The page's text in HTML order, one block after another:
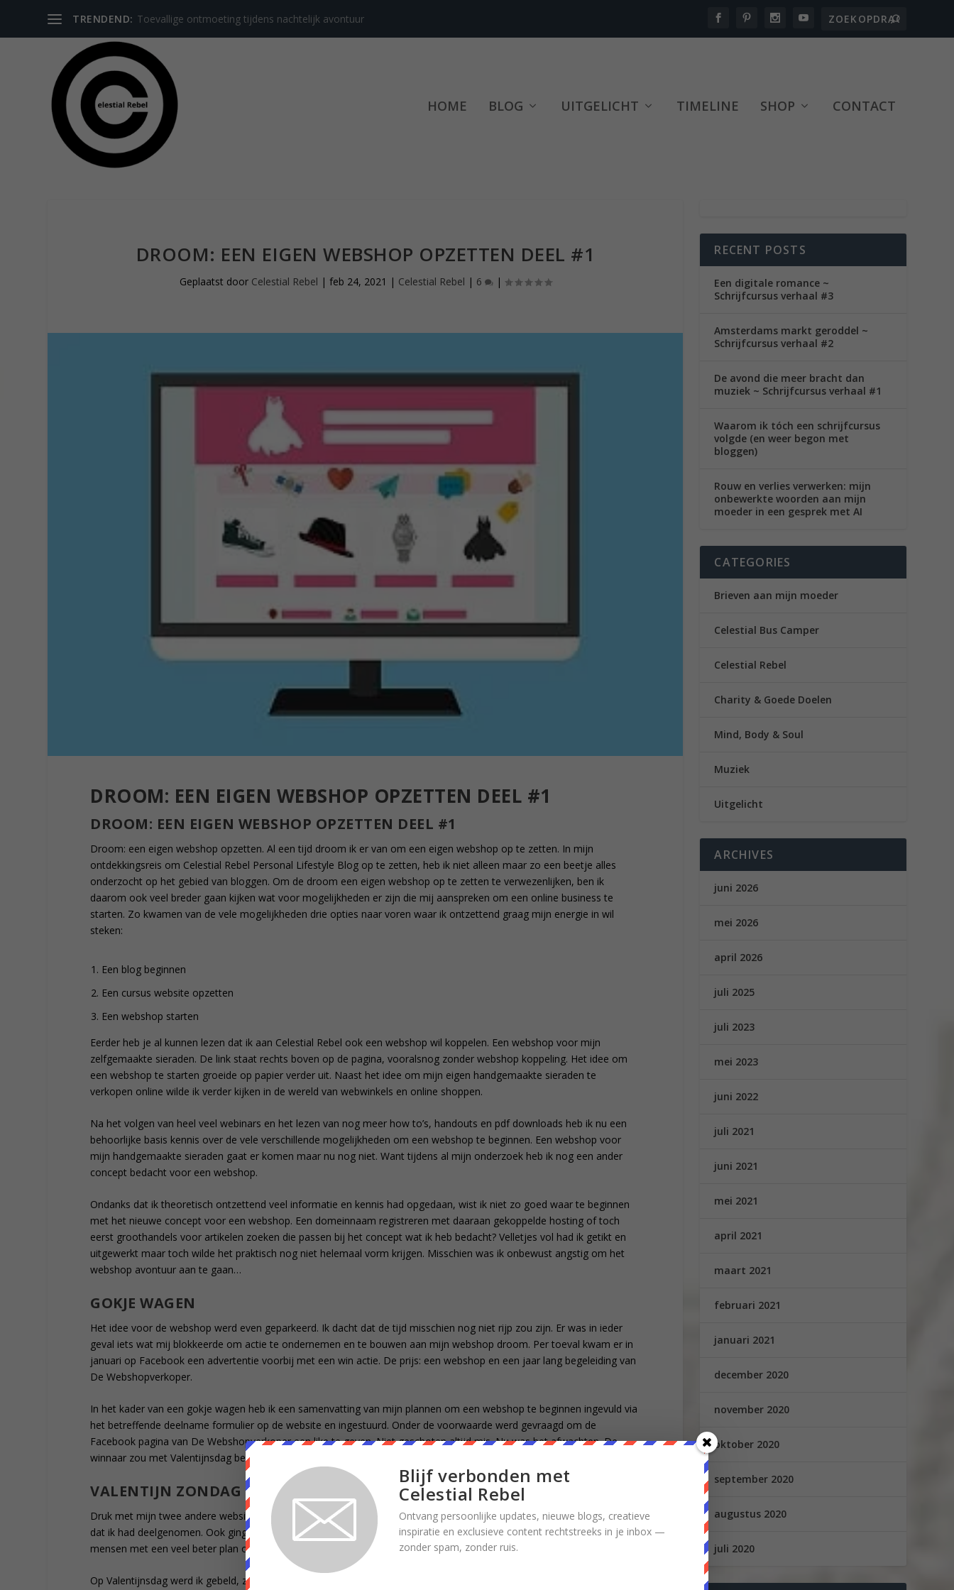
TRENDEND: Toevallige ontmoeting tijdens nachtelijk avontuur
HOME BLOG UITGELICHT TIMELINE SHOP CONTACT
DROOM: EEN EIGEN WEBSHOP OPZETTEN DEEL #1
Geplaatst door Celestial Rebel | feb 24, 2021 | Celestial Rebel | 6 |
DROOM: EEN EIGEN WEBSHOP OPZETTEN DEEL #1
DROOM: EEN EIGEN WEBSHOP OPZETTEN DEEL #1
Droom: een eigen webshop opzetten. Al een tijd droom ik er van om een eigen webshop op te zetten. In mijn
ontdekkingsreis om Celestial Rebel Personal Lifestyle Blog op te zetten, heb ik niet alleen maar zo een beetje alles
onderzocht op het gebied van bloggen. Om de droom een eigen webshop op te zetten te verwezenlijken, ben ik
daarom ook veel breder gaan kijken wat voor mogelijkheden er zijn die mij aanspreken om een online business te
starten. Zo kwamen van de vele mogelijkheden drie opties naar voren waar ik ontzettend graag mijn energie in wil
steken:
Een blog beginnen
Een cursus website opzetten
Een webshop starten
Eerder heb je al kunnen lezen dat ik aan Celestial Rebel ook een webshop wil koppelen. Een webshop voor mijn
zelfgemaakte sieraden. De link staat rechts boven op de pagina, vooralsnog zonder webshop koppeling. Het idee om
een webshop te starten groeide op papier verder uit. Naast het idee om mijn eigen handgemaakte sieraden te
verkopen online wilde ik verder kijken in de wereld van webwinkels en online shoppen.
Na het volgen van heel veel webinars en het lezen van nog meer how to’s, handouts en pdf downloads heb ik nu een
behoorlijke basis kennis over de vele verschillende mogelijkheden om een webshop te beginnen. Een webshop voor
mijn handgemaakte sieraden gaat er komen maar nu nog niet. Want tijdens al mijn onderzoek heb ik nog een ander
concept bedacht voor een webshop.
Ondanks dat ik theoretisch ontzettend veel informatie en kennis had opgedaan, wist ik niet zo goed waar te beginnen
met het nieuwe concept voor een webshop. Een domeinnaam registreren met daaraan gekoppelde hosting of toch
eerst groothandels voor artikelen zoeken die passen bij het concept wat ik heb bedacht? Velletjes vol had ik getikt en
uitgewerkt maar toch wilde het praktisch nog niet helemaal vorm krijgen. Misschien was ik onbewust angstig om het
webshop avontuur aan te gaan…
GOKJE WAGEN
Het idee voor de webshop werd even geparkeerd. Ik dacht dat de tijd misschien nog niet rijp zou zijn. Er was in ieder
geval iets wat mij blokkeerde om actie te ondernemen en te bouwen aan mijn webshop droom. Per toeval kwam er in
januari op Facebook een advertentie voorbij met een win actie. De prijs: een webshop en een jaar lang begeleiding van
De Webshopverkoper.
In het kader van een gokje wagen heb ik een samenvatting van mijn plannen om een webshop te beginnen ingevuld via
het betreffende deelname formulier op de website en ingestuurd. Onder de voorwaarde werd gevraagd om de
Facebook pagina van De Webshopverkoper een like te geven. Niet geschoten altijd mis. Nu was het afwachten. De
winnaar zou met Valentijnsdag bekend worden gemaakt.
VALENTIJN ZONDAG
Druk met mijn twee andere websites, deze blog en het educatieve platform Blogging Rebels, was ik alweer vergeten
dat ik had deelgenomen. Ook ging ik er eigenlijk niet vanuit dat ik überhaupt een prijs zou winnen want er waren vast
mensen met een veel beter plan om een webshop te beginnen die zouden meedoen aan de wedstrijd.
Op Valentijnsdag werd ik gebeld, zou ik dan toch een stille minnaar hebben die mij de liefde zou verklaren? Nee, dat
RECENT POSTS
Een digitale romance ~
Schrijfcursus verhaal #3
Amsterdams markt geroddel ~
Schrijfcursus verhaal #2
De avond die meer bracht dan
muziek ~ Schrijfcursus verhaal #1
Waarom ik tóch een schrijfcursus
volgde (en weer begon met
bloggen)
Rouw en verlies verwerken: mijn
onbewerkte woorden aan mijn
moeder in een gesprek met AI
CATEGORIES
Brieven aan mijn moeder
Celestial Bus Camper
Celestial Rebel
Charity & Goede Doelen
Mind, Body & Soul
Muziek
Uitgelicht
ARCHIVES
juni 2026
mei 2026
april 2026
juli 2025
juli 2023
mei 2023
juni 2022
juli 2021
juni 2021
mei 2021
april 2021
maart 2021
februari 2021
januari 2021
december 2020
november 2020
oktober 2020
september 2020
augustus 2020
juli 2020
Blijf verbonden met
Celestial Rebel
Ontvang persoonlijke updates, nieuwe blogs, creatieve
inspiratie en exclusieve content rechtstreeks in je inbox —
zonder spam, zonder ruis.